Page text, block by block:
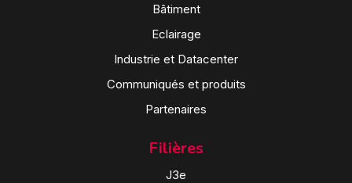
Bâtiment
Eclairage
Industrie et Datacenter
Communiqués et produits
Partenaires
Filières
J3e